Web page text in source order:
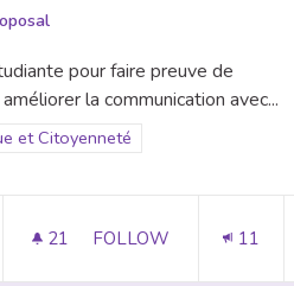
pour faire preuve de
la communication avec...
for scope: Numérique et
et Citoyenneté
21 21 FOLLOWERS
FOLLOW
CENTRALISATION
11